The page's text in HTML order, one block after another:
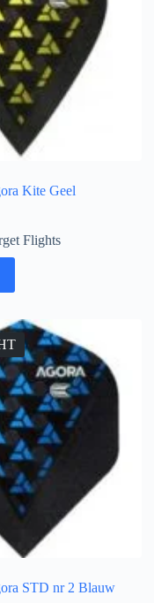
Kite Geel
Flights
STD nr 2 Blauw